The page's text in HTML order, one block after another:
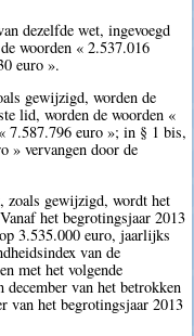
dezelfde wet, ingevoegd
woorden « 2.537.016
euro ».
gewijzigd, worden de
lid, worden de woorden «
7.587.796 euro »; in § 1 bis,
» vervangen door de
zoals gewijzigd, wordt het
het begrotingsjaar 2013
3.535.000 euro, jaarlijks
van de
met het volgende
december van het betrokken
van het begrotingsjaar 2013